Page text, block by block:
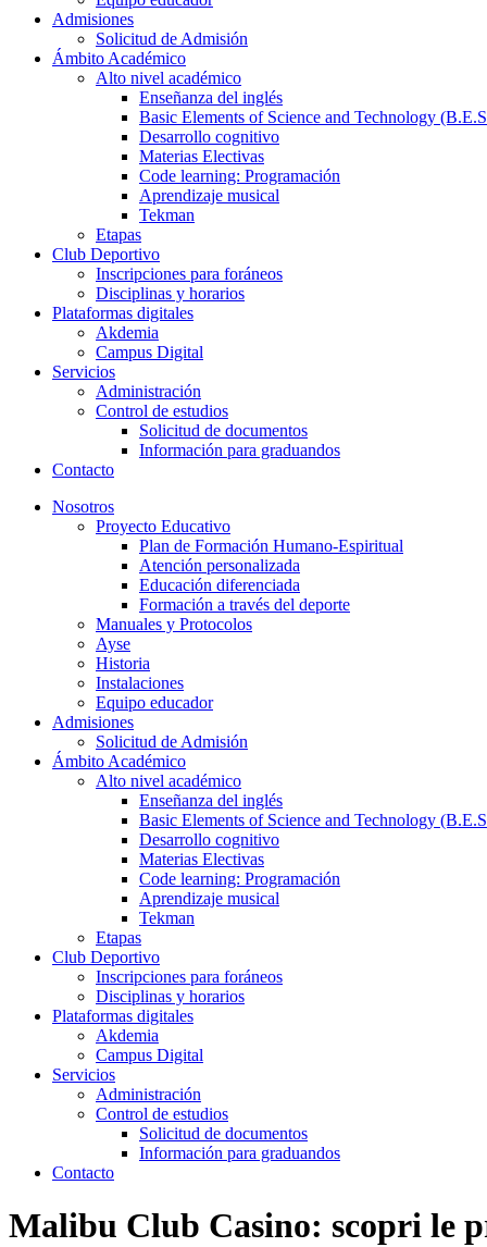
Admisiones
Solicitud de Admisión
Ámbito Académico
Alto nivel académico
Enseñanza del inglés
Basic Elements of Science and Technology
Desarrollo cognitivo
Materias Electivas
Code learning: Programación
Aprendizaje musical
Tekman
Etapas
Club Deportivo
Inscripciones para foráneos
Disciplinas y horarios
Plataformas digitales
Akdemia
Campus Digital
Servicios
Administración
Control de estudios
Solicitud de documentos
Información para graduandos
Contacto
Nosotros
Proyecto Educativo
Plan de Formación Humano-Espiritual
Atención personalizada
Educación diferenciada
Formación a través del deporte
Manuales y Protocolos
Ayse
Historia
Instalaciones
Equipo educador
Admisiones
Solicitud de Admisión
Ámbito Académico
Alto nivel académico
Enseñanza del inglés
Basic Elements of Science and Technology
Desarrollo cognitivo
Materias Electivas
Code learning: Programación
Aprendizaje musical
Tekman
Etapas
Club Deportivo
Inscripciones para foráneos
Disciplinas y horarios
Plataformas digitales
Akdemia
Campus Digital
Servicios
Administración
Control de estudios
Solicitud de documentos
Información para graduandos
Contacto
Malibu Club Casino: scopri le